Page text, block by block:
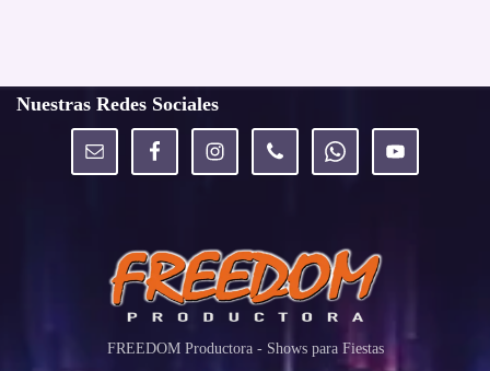
Nuestras Redes Sociales
FREEDOM Productora - Shows para Fiestas